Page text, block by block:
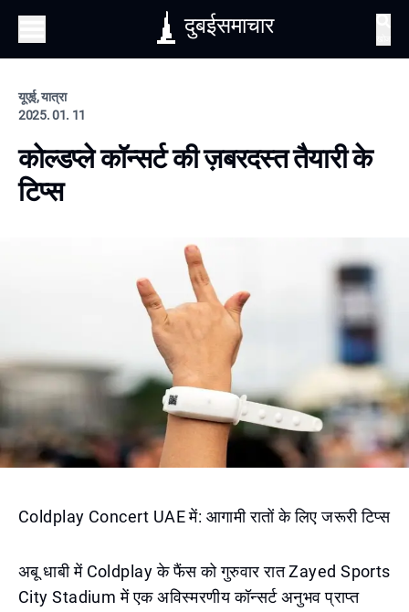
दुबईसमाचार
यूएई, यात्रा
2025. 01. 11
कोल्डप्ले कॉन्सर्ट की ज़बरदस्त तैयारी के
टिप्स
Coldplay Concert UAE में: आगामी रातों के लिए जरूरी टिप्स
अबू धाबी में Coldplay के फैंस को गुरुवार रात Zayed Sports
City Stadium में एक अविस्मरणीय कॉन्सर्ट अनुभव प्राप्त